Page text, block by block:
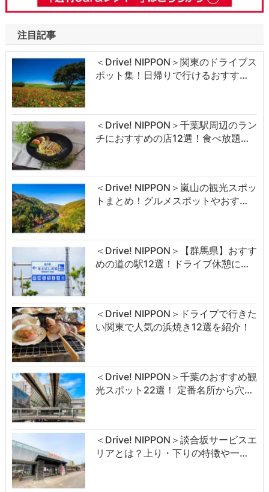
注目記事
＜Drive! NIPPON＞関東のドライブス
ポット集！日帰りで行けるおすす…
＜Drive! NIPPON＞千葉駅周辺のラン
チにおすすめの店12選！食べ放題…
＜Drive! NIPPON＞嵐山の観光スポッ
トまとめ！グルメスポットやおす…
＜Drive! NIPPON＞【群馬県】おすす
めの道の駅12選！ドライブ休憩に…
＜Drive! NIPPON＞ドライブで行きた
い関東で人気の浜焼き12選を紹介！
＜Drive! NIPPON＞千葉のおすすめ観
光スポット22選！ 定番名所から穴…
＜Drive! NIPPON＞談合坂サービスエ
リアとは？上り・下りの特徴や一…